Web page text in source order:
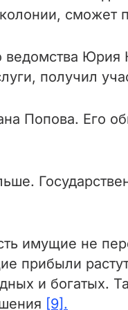
сможет
Юрия
получил
Попова. Его
имущие не
прибыли
и богатых.
[9].